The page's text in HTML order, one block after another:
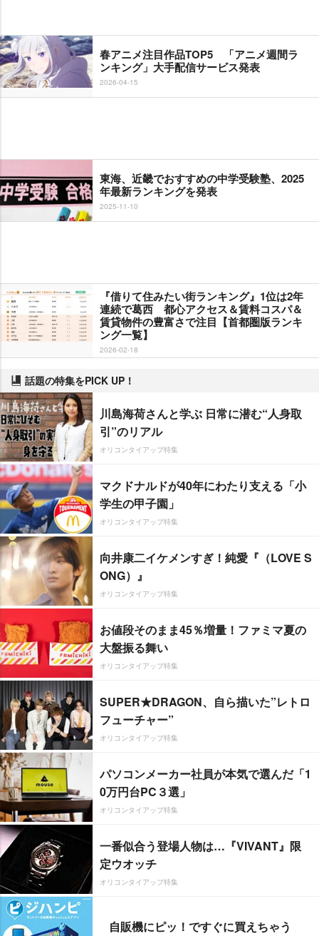
春アニメ注目作品TOP5 「アニメ週間ラ
ンキング」大手配信サービス発表
2026-04-15
東海、近畿でおすすめの中学受験塾、2025
年最新ランキングを発表
2025-11-10
『借りて住みたい街ランキング』1位は2年
連続で葛西 都心アクセス＆賃料コスパ＆
賃貸物件の豊富さで注目【首都圏版ランキ
ング一覧】
2026-02-18
話題の特集をPICK UP！
川島海荷さんと学ぶ 日常に潜む“人身取
引”のリアル
オリコンタイアップ特集
マクドナルドが40年にわたり支える「小
学生の甲子園」
オリコンタイアップ特集
向井康二イケメンすぎ！純愛『（LOVE S
ONG）』
オリコンタイアップ特集
お値段そのまま45％増量！ファミマ夏の
大盤振る舞い
オリコンタイアップ特集
SUPER★DRAGON、自ら描いた”レトロ
フューチャー”
オリコンタイアップ特集
パソコンメーカー社員が本気で選んだ「1
0万円台PC３選」
オリコンタイアップ特集
一番似合う登場人物は…『VIVANT』限
定ウオッチ
オリコンタイアップ特集
自販機にピッ！ですぐに買えちゃう